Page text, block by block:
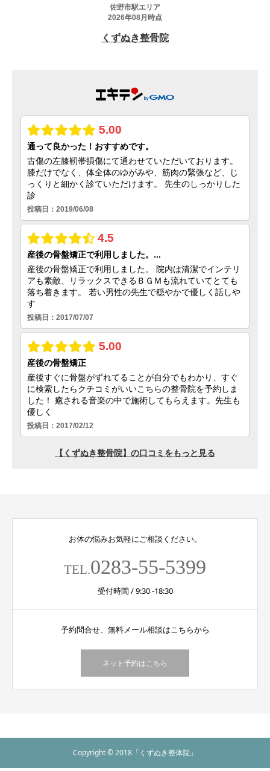
お体の悩みお気軽にご相談ください。
TEL.0283-55-5399
受付時間 / 9:30 -18:30
予約問合せ、無料メール相談はこちらから
ネット予約はこちら
Copyright © 2018「くずぬき整体院」